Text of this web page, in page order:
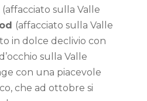
(affacciato sulla Valle
(affacciato sulla Valle
in dolce declivio con
sulla Valle
con una piacevole
che ad ottobre si